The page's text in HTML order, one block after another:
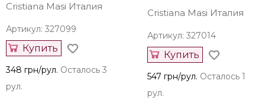
Cristiana Masi Италия
Артикул: 327099
Купить
348 грн/рул. Осталось 3
рул.
Cristiana Masi Италия
Артикул: 327014
Купить
547 грн/рул. Осталось 1
рул.